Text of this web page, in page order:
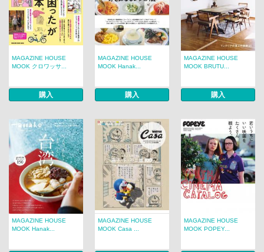
MAGAZINE HOUSE
MOOK クロワッサ...
購入
MAGAZINE HOUSE
MOOK Hanak...
購入
MAGAZINE HOUSE
MOOK BRUTU...
購入
MAGAZINE HOUSE
MOOK Hanak...
MAGAZINE HOUSE
MOOK Casa ...
MAGAZINE HOUSE
MOOK POPEY...